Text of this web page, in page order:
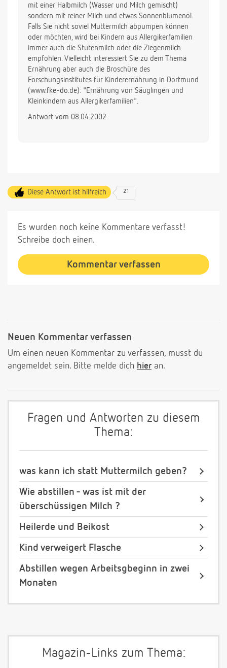
mit einer Halbmilch (Wasser und Milch gemischt)
sondern mit reiner Milch und etwas Sonnenblumenöl.
Falls Sie nicht soviel Muttermilch abpumpen können
oder möchten, wird bei Kindern aus Allergikerfamilien
immer auch die Stutenmilch oder die Ziegenmilch
empfohlen. Vielleicht interessiert Sie zu dem Thema
Ernährung aber auch die Broschüre des
Forschungsinstitutes für Kinderernährung in Dortmund
(www.fke-do.de): "Ernährung von Säuglingen und
Kleinkindern aus Allergikerfamilien".
Antwort vom 08.04.2002
Diese Antwort ist hilfreich 21
Es wurden noch keine Kommentare verfasst!
Schreibe doch einen.
Kommentar verfassen
Neuen Kommentar verfassen
Um einen neuen Kommentar zu verfassen, musst du
angemeldet sein. Bitte melde dich hier an.
Fragen und Antworten zu diesem
Thema:
was kann ich statt Muttermilch geben?
Wie abstillen - was ist mit der
überschüssigen Milch ?
Heilerde und Beikost
Kind verweigert Flasche
Abstillen wegen Arbeitsgbeginn in zwei
Monaten
Magazin-Links zum Thema: